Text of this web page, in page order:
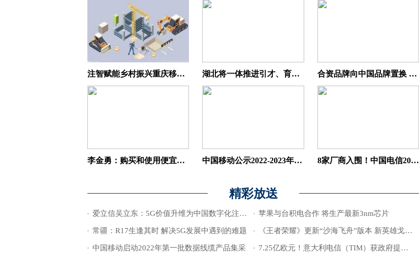
注智赋能乡村振兴重庆移动率先实现5G网络乡镇全覆盖 湖北将一体推进引才、育才、用才、留才，支撑产业链“优” 合资品牌向中国品牌置换 新能源汽车的“升级置换”不一样
李金勇：购买和使用便宜是微型电动车打开市场两大支撑 中国移动公示2022-2023年OTN设备集采结果 8家厂商入围！中国电信2022年光纤熔接机评标结果公布
精彩放送
爱立信吴立东：5G价值升维为中国数字化注入更多可能 苹果与台积电合作 将生产最新3nm芯片
常疆：R17生逢其时 解决5G发展中遇到的难题 《王者荣耀》更新“沙海飞舟”版本 新英雄戈娅即将上线
中国移动启动2022年第一批数据线缆产品集采 7.25亿欧元！意大利电信（TIM）获政府提供资金